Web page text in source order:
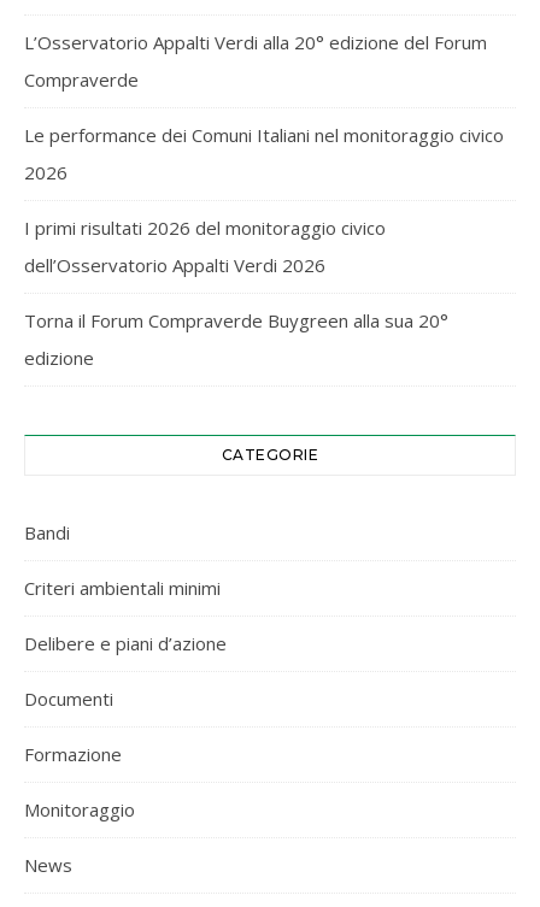
L’Osservatorio Appalti Verdi alla 20° edizione del Forum
Compraverde
Le performance dei Comuni Italiani nel monitoraggio civico
2026
I primi risultati 2026 del monitoraggio civico
dell’Osservatorio Appalti Verdi 2026
Torna il Forum Compraverde Buygreen alla sua 20°
edizione
CATEGORIE
Bandi
Criteri ambientali minimi
Delibere e piani d’azione
Documenti
Formazione
Monitoraggio
News